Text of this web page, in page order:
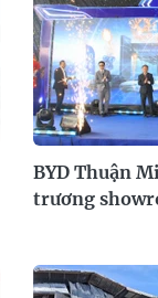
SAR
SEK
SGD
THB
BYD Thuận
trương